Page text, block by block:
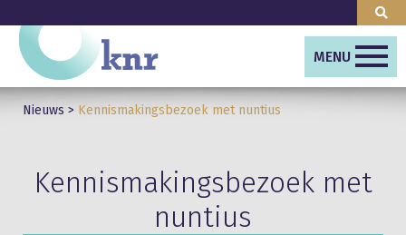
MENU
Nieuws > Kennismakingsbezoek met nuntius
Kennismakingsbezoek met
nuntius